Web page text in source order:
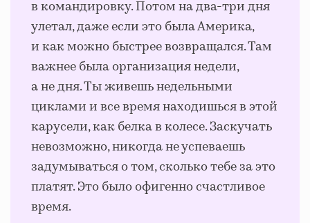
в командировку. Потом на два-три дня
улетал, даже если это была Америка,
и как можно быстрее возвращался. Там
важнее была организация недели,
а не дня. Ты живешь недельными
циклами и все время находишься в этой
карусели, как белка в колесе. Заскучать
невозможно, никогда не успеваешь
задумываться о том, сколько тебе за это
платят. Это было офигенно счастливое
время.